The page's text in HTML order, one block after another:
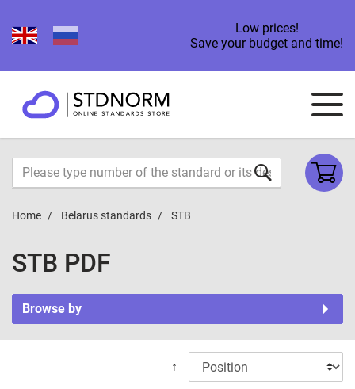
Low prices!
Save your budget and time!
Home Belarus standards STB
STB PDF
Browse by
↑